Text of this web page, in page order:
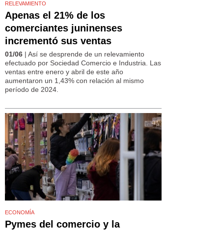
RELEVAMIENTO
Apenas el 21% de los
comerciantes juninenses
incrementó sus ventas
01/06 | Así se desprende de un relevamiento
efectuado por Sociedad Comercio e Industria. Las
ventas entre enero y abril de este año
aumentaron un 1,43% con relación al mismo
período de 2024.
ECONOMÍA
Pymes del comercio y la